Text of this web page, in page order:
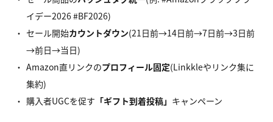
イデー2026 #BF2026)
セール開始カウントダウン(21日前→14日前→7日前→3日前
→前日→当日)
Amazon直リンクのプロフィール固定(Linkkleやリンク集に
集約)
購入者UGCを促す 「ギフト到着投稿」 キャンペーン